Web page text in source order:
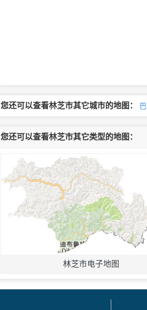
您还可以查看林芝市其它城市的地图：
您还可以查看林芝市其它类型的地图：
林芝市电子地图